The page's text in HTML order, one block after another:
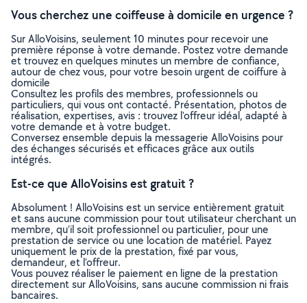
Vous cherchez une coiffeuse à domicile en urgence ?
Sur AlloVoisins, seulement 10 minutes pour recevoir une
première réponse à votre demande. Postez votre demande
et trouvez en quelques minutes un membre de confiance,
autour de chez vous, pour votre besoin urgent de coiffure à
domicile
Consultez les profils des membres, professionnels ou
particuliers, qui vous ont contacté. Présentation, photos de
réalisation, expertises, avis : trouvez l'offreur idéal, adapté à
votre demande et à votre budget.
Conversez ensemble depuis la messagerie AlloVoisins pour
des échanges sécurisés et efficaces grâce aux outils
intégrés.
Est-ce que AlloVoisins est gratuit ?
Absolument ! AlloVoisins est un service entièrement gratuit
et sans aucune commission pour tout utilisateur cherchant un
membre, qu’il soit professionnel ou particulier, pour une
prestation de service ou une location de matériel. Payez
uniquement le prix de la prestation, fixé par vous,
demandeur, et l’offreur.
Vous pouvez réaliser le paiement en ligne de la prestation
directement sur AlloVoisins, sans aucune commission ni frais
bancaires.